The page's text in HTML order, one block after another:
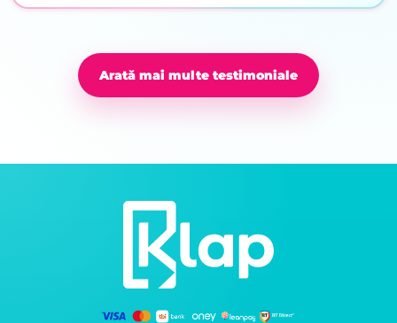
Arată mai multe testimoniale